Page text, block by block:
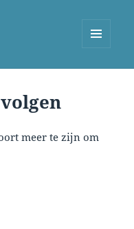
meer te zijn om